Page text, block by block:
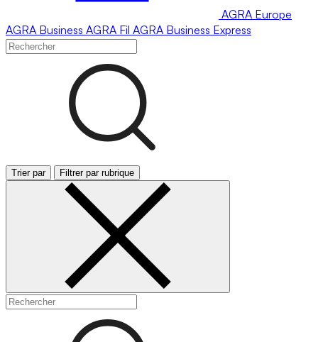
AGRA Europe
AGRA Business AGRA Fil AGRA Business Express
Trier par Filtrer par rubrique